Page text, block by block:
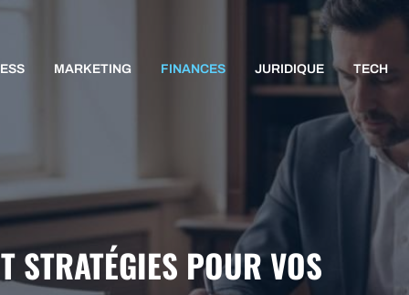
MARKETING FINANCES JURIDIQUE TECH
STRATÉGIES POUR VOS